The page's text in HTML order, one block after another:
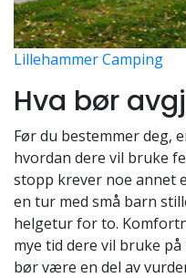
Lillehammer Camping
Hva bør
Før du bestemmer deg,
hvordan dere vil bruke
stopp krever noe annet
en tur med små barn
helgetur for to.
mye tid dere vil bruke
bør være en del av